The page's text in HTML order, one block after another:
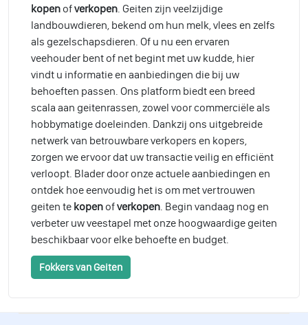
kopen ofverkopen. Geiten zijn veelzijdige
landbouwdieren, bekend om hun melk, vlees en zelfs
als gezelschapsdieren. Of u nu een ervaren
veehouder bent of net begint met uw kudde, hier
vindt u informatie en aanbiedingen die bij uw
behoeften passen. Ons platform biedt een breed
scala aan geitenrassen, zowel voor commerciële als
hobbymatige doeleinden. Dankzij ons uitgebreide
netwerk van betrouwbare verkopers en kopers,
zorgen we ervoor dat uw transactie veilig en efficiënt
verloopt. Blader door onze actuele aanbiedingen en
ontdek hoe eenvoudig het is om met vertrouwen
geiten te kopen ofverkopen. Begin vandaag nog en
verbeter uw veestapel met onze hoogwaardige geiten
beschikbaar voor elke behoefte en budget.
Fokkers van Geiten